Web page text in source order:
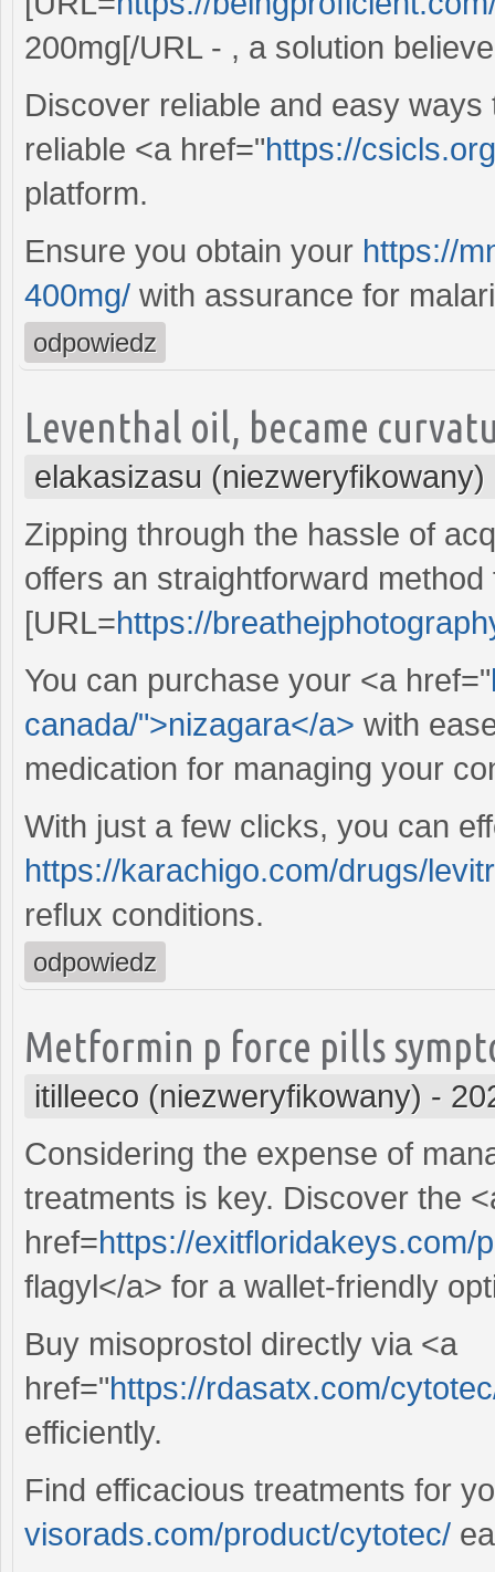
200mg[/URL - , a solution
Discover reliable and easy
reliable <a href="https://
platform.
Ensure you obtain your https://
400mg/ with assurance for
odpowiedz
Leventhal oil, became
elakasizasu (niezweryfikowany)
Zipping through the hassle of
offers an straightforward
[URL=https://
You can purchase your <a href="
canada/">nizagara</a> with
medication for managing your
With just a few clicks, you can
https://karachigo.com/drugs/
reflux conditions.
odpowiedz
Metformin p force pills
itilleeco (niezweryfikowany) -
Considering the expense of
treatments is key. Discover the
href=https://exitfloridakeys.com/
flagyl</a> for a wallet-friendly
Buy misoprostol directly via <a
href="https://rdasatx.com/
efficiently.
Find efficacious treatments for
visorads.com/product/cytotec/